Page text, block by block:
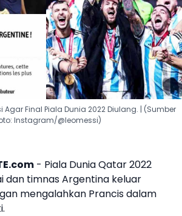
Agar Final Piala Dunia 2022 Diulang. | (Sumber
Instagram/@leomessi)
- Piala Dunia Qatar 2022
dan timnas Argentina keluar
mengalahkan Prancisdalam